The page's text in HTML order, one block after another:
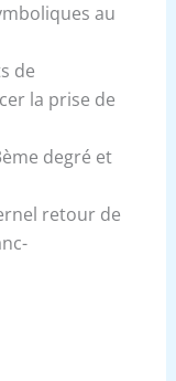
au
de
la prise de
degré et
retour de